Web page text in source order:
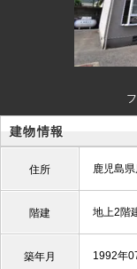
建物情報
住所 鹿児島
階建 地上2階
築年月 1992年